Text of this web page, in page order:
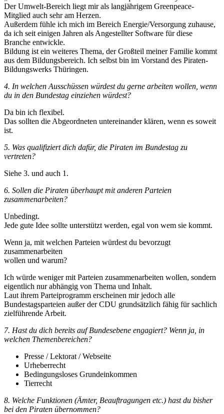
Der Umwelt-Bereich liegt mir als langjährigem Greenpeace-
Mitglied auch sehr am Herzen.
Außerdem fühle ich mich im Bereich Energie/Versorgung zuhause,
da ich seit einigen Jahren als Angestellter Software für diese
Branche entwickle.
Bildung ist ein weiteres Thema, der Großteil meiner Familie kommt
aus dem Bildungsbereich. Ich selbst bin im Vorstand des Piraten-
Bildungswerks Thüringen.
4. In welchen Ausschüssen würdest du gerne arbeiten wollen, wenn
du in den Bundestag einziehen würdest?
Da bin ich flexibel.
Das sollten die Abgeordneten untereinander klären, wenn es soweit
ist.
5. Was qualifiziert dich dafür, die Piraten im Bundestag zu
vertreten?
Siehe 3. und auch 1.
6. Sollen die Piraten überhaupt mit anderen Parteien
zusammenarbeiten?
Unbedingt.
Jede gute Idee sollte unterstützt werden, egal von wem sie kommt.
Wenn ja, mit welchen Parteien würdest du bevorzugt
zusammenarbeiten
wollen und warum?
Ich würde weniger mit Parteien zusammenarbeiten wollen, sondern
eigentlich nur abhängig von Thema und Inhalt.
Laut ihrem Parteiprogramm erscheinen mir jedoch alle
Bundestagsparteien außer der CDU grundsätzlich fähig für sachlich
zielführende Arbeit.
7. Hast du dich bereits auf Bundesebene engagiert? Wenn ja, in
welchen Themenbereichen?
Presse / Lektorat / Webseite
Urheberrecht
Bedingungsloses Grundeinkommen
Tierrecht
8. Welche Funktionen (Ämter, Beauftragungen etc.) hast du bisher
bei den Piraten übernommen?